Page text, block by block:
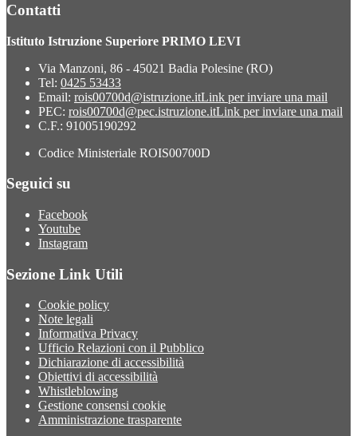
Contatti
Istituto Istruzione Superiore PRIMO LEVI
Via Manzoni, 86 - 45021 Badia Polesine (RO)
Tel: 0425 53433
Email: rois00700d@istruzione.itLink per inviare una mail
PEC: rois00700d@pec.istruzione.itLink per inviare una mail
C.F.: 91005190292
Codice Ministeriale ROIS00700D
Seguici su
Facebook
Youtube
Instagram
Sezione Link Utili
Cookie policy
Note legali
Informativa Privacy
Ufficio Relazioni con il Pubblico
Dichiarazione di accessibilità
Obiettivi di accessibilità
Whistleblowing
Gestione consensi cookie
Amministrazione trasparente